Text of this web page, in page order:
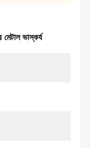
ভাস্কর্য